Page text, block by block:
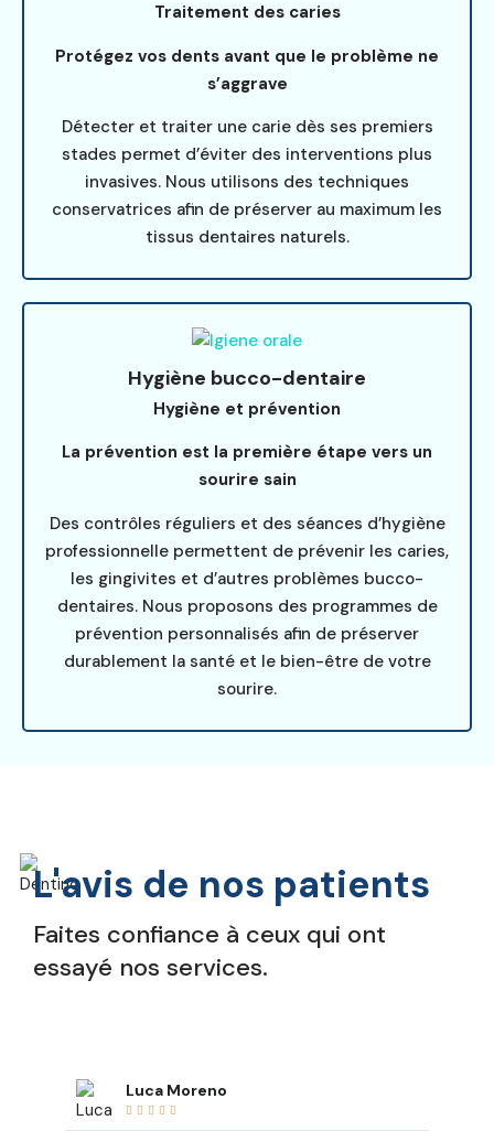
Traitement des caries
Protégez vos dents avant que le problème ne
s’aggrave
Détecter et traiter une carie dès ses premiers
stades permet d’éviter des interventions plus
invasives. Nous utilisons des techniques
conservatrices afin de préserver au maximum les
tissus dentaires naturels.
Hygiène bucco-dentaire
Hygiène et prévention
La prévention est la première étape vers un
sourire sain
Des contrôles réguliers et des séances d’hygiène
professionnelle permettent de prévenir les caries,
les gingivites et d’autres problèmes bucco-
dentaires. Nous proposons des programmes de
prévention personnalisés afin de préserver
durablement la santé et le bien-être de votre
sourire.
L'avis de nos patients
Faites confiance à ceux qui ont
essayé nos services.
Luca Moreno
    